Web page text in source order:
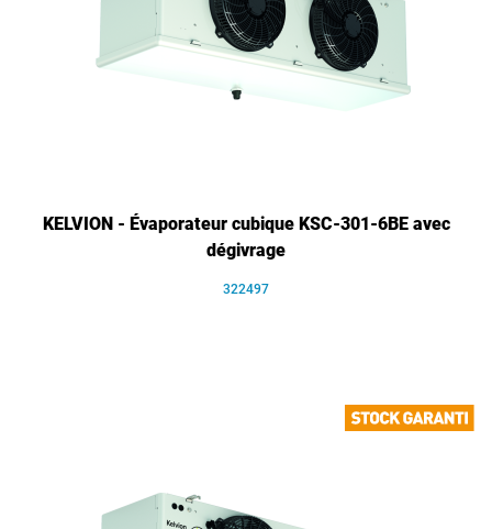
KELVION - Évaporateur cubique KSC-301-6BE avec
dégivrage
322497